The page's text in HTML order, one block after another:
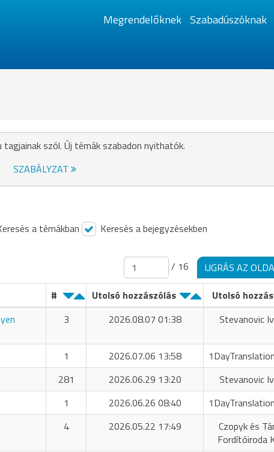
Megrendelőknek Szabadúszóknak
szól. Új témák szabadon nyithatók.
SZABÁLYZAT
a témákban Keresés a bejegyzésekben
/ 16
UGRÁS AZ
# Utolsó hozzászólás
Utolsó
3 2026.08.07 01:38 Stevanovic
1 2026.07.06 13:58
281 2026.06.29 13:20
Stevanovic
1 2026.06.26 08:40
4 2026.05.22 17:49
Czopyk és
Fordítóiroda